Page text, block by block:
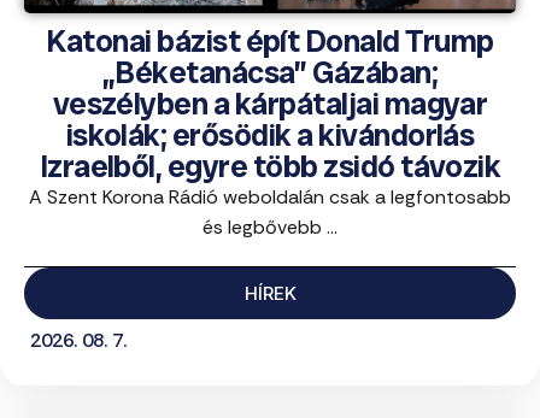
Katonai bázist épít Donald Trump
„Béketanácsa” Gázában;
veszélyben a kárpátaljai magyar
iskolák; erősödik a kivándorlás
Izraelből, egyre több zsidó távozik
A Szent Korona Rádió weboldalán csak a legfontosabb
és legbővebb ...
HÍREK
2026. 08. 7.